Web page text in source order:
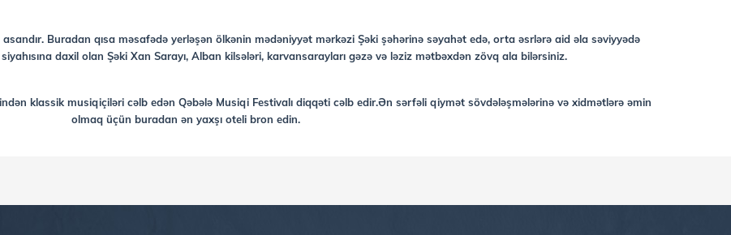
Buradan qısa məsafədə yerləşən ölkənin mədəniyyət mərkəzi Şəki şəhərinə səyahət edə, orta əsrlərə aid əla səviyyədə
daxil olan Şəki Xan Sarayı, Alban kilsələri, karvansarayları gəzə və ləziz mətbəxdən zövq ala bilərsiniz.
klassik musiqiçiləri cəlb edən Qəbələ Musiqi Festivalı diqqəti cəlb edir.Ən sərfəli qiymət sövdələşmələrinə və xidmətlərə əmin
olmaq üçün buradan ən yaxşı oteli bron edin.